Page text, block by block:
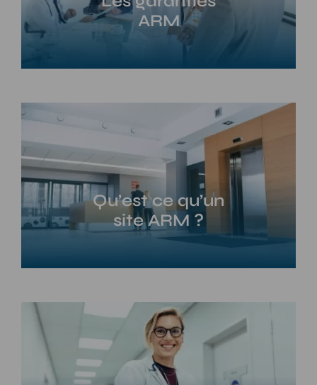
ARM
Qu’est ce qu’un
site ARM ?